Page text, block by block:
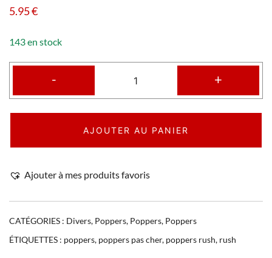
5.95€
143 en stock
- +
AJOUTER AU PANIER
Ajouter à mes produits favoris
CATÉGORIES : Divers, Poppers, Poppers, Poppers
ÉTIQUETTES : poppers, poppers pas cher, poppers rush, rush